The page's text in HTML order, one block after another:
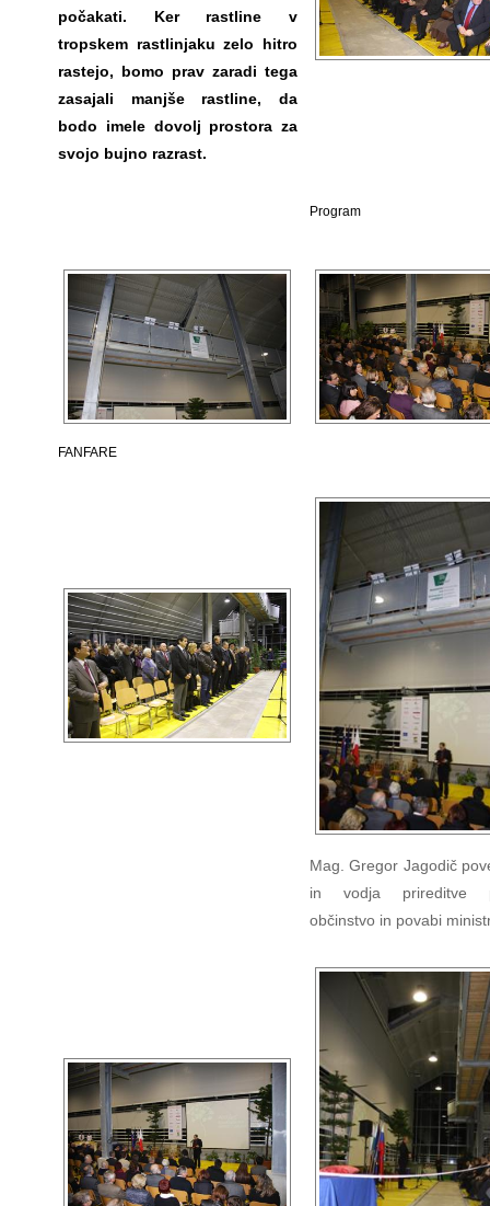
počakati. Ker rastline v
tropskem rastlinjaku zelo hitro
rastejo, bomo prav zaradi tega
zasajali manjše rastline, da
bodo imele dovolj prostora za
svojo bujno razrast.
Program
FANFARE
Mag. Gregor Jagodič
in vodja prireditve
občinstvo in povabi